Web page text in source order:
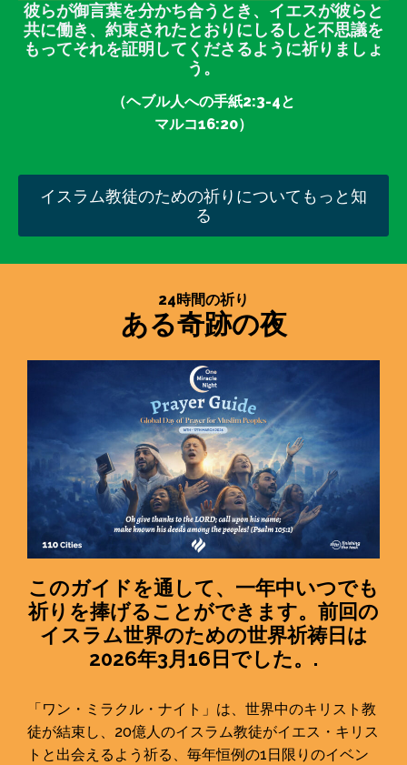
彼らが御言葉を分かち合うとき、イエスが彼らと
共に働き、約束されたとおりにしるしと不思議を
もってそれを証明してくださるように祈りましょ
う。
（ヘブル人への手紙2:3-4と
マルコ16:20）
イスラム教徒のための祈りについてもっと知
る
24時間の祈り
ある奇跡の夜
このガイドを通して、一年中いつでも
祈りを捧げることができます。前回の
イスラム世界のための世界祈祷日は
2026年3月16日でした。.
「ワン・ミラクル・ナイト」は、世界中のキリスト教
徒が結束し、20億人のイスラム教徒がイエス・キリス
トと出会えるよう祈る、毎年恒例の1日限りのイベン